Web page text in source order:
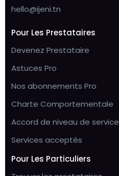
hello@ijeni.tn
Pour Les Prestataires
Devenez Prestataire
Astuces Pro
Nos abonnements Pro
Charte Comportementale
Accord de niveau de service
Services acceptés
Pour Les Particuliers